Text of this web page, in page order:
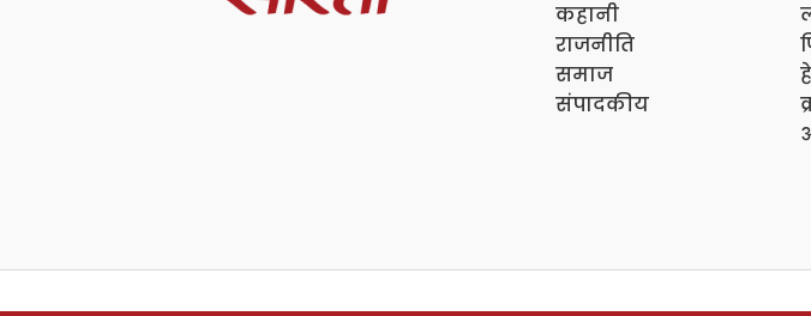
कहानी
राजनीति
समाज
संपादकीय